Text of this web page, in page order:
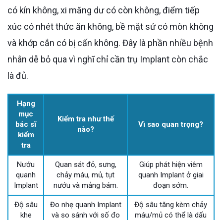
có kín không, xi măng dư có còn không, điểm tiếp
xúc có nhét thức ăn không, bề mặt sứ có mòn không
và khớp cắn có bị cấn không. Đây là phần nhiều bệnh
nhân dễ bỏ qua vì nghĩ chỉ cần trụ Implant còn chắc
là đủ.
Hạng
mục
bác sĩ
kiểm
tra
Kiểm tra như thế
nào?
Vì sao quan trọng?
Nướu
quanh
Implant
Quan sát đỏ, sưng,
chảy máu, mủ, tụt
nướu và mảng bám.
Giúp phát hiện viêm
quanh Implant ở giai
đoạn sớm.
Độ sâu
khe
Đo nhẹ quanh Implant
và so sánh với số đo
Độ sâu tăng kèm chảy
máu/mủ có thể là dấu